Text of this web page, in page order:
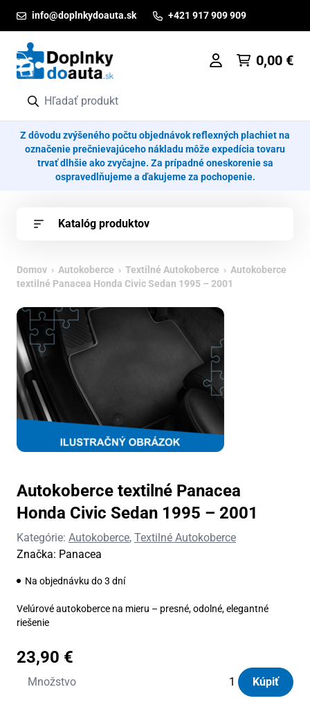
info@doplnkydoauta.sk +421 917 909 909
0,00 €
Z dôvodu zvýšeného počtu objednávok reflexných plachiet na
označenie prečnievajúceho nákladu môže expedícia tovaru
trvať dlhšie ako zvyčajne. Za prípadné oneskorenie sa
ospravedlňujeme a ďakujeme za pochopenie.
Katalóg produktov
Domov › Autokoberce › Textilné Autokoberce › Autokoberce
textilné Panacea Honda Civic Sedan 1995 – 2001
Autokoberce textilné Panacea
Honda Civic Sedan 1995 – 2001
Kategórie: Autokoberce, Textilné Autokoberce
Značka: Panacea
Na objednávku do 3 dní
Velúrové autokoberce na mieru – presné, odolné, elegantné
riešenie
23,90 €
Množstvo
množstvo
Kúpiť